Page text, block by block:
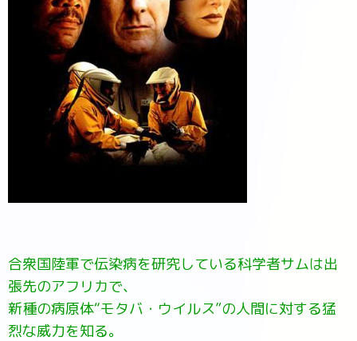
合衆国陸軍で伝染病を研究している科学者サムは出
張先のアフリカで、
新種の病原体“モタバ・ウイルス”の人間に対する猛
烈な威力を知る。